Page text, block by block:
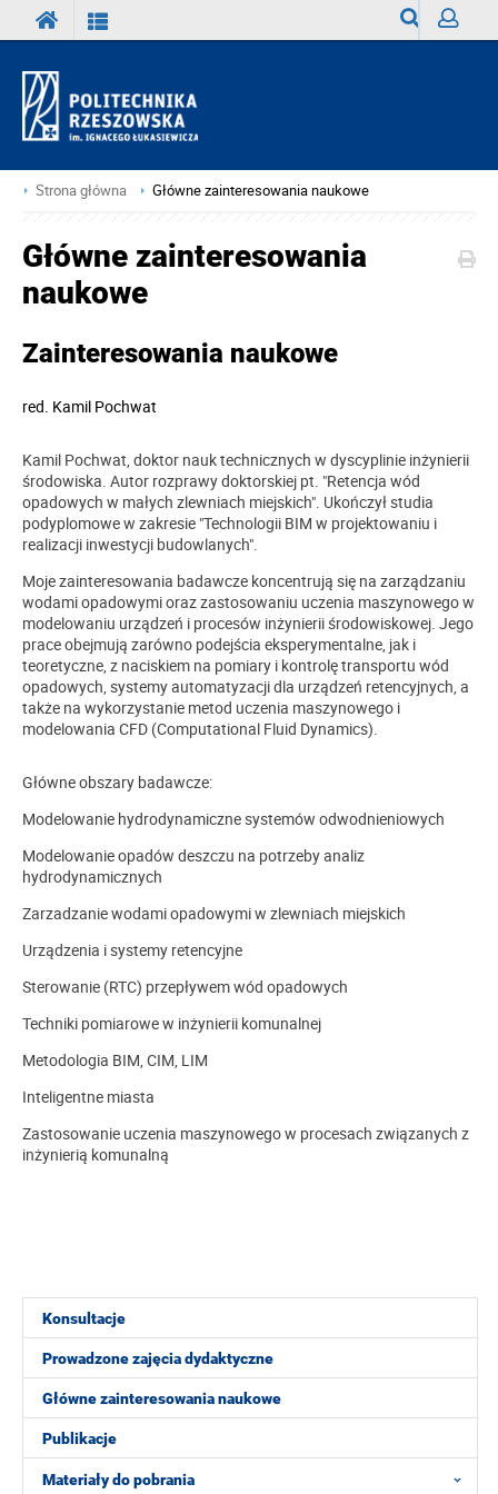
Strona główna Główne zainteresowania naukowe
Konsultacje
Prowadzone zajęcia dydaktyczne
Główne zainteresowania naukowe
Publikacje
Materiały do pobrania
Główne zainteresowania
naukowe
Zainteresowania naukowe
red. Kamil Pochwat
Kamil Pochwat, doktor nauk technicznych w dyscyplinie inżynierii
środowiska. Autor rozprawy doktorskiej pt. "Retencja wód
opadowych w małych zlewniach miejskich". Ukończył studia
podyplomowe w zakresie "Technologii BIM w projektowaniu i
realizacji inwestycji budowlanych".
Moje zainteresowania badawcze koncentrują się na zarządzaniu
wodami opadowymi oraz zastosowaniu uczenia maszynowego w
modelowaniu urządzeń i procesów inżynierii środowiskowej. Jego
prace obejmują zarówno podejścia eksperymentalne, jak i
teoretyczne, z naciskiem na pomiary i kontrolę transportu wód
opadowych, systemy automatyzacji dla urządzeń retencyjnych, a
także na wykorzystanie metod uczenia maszynowego i
modelowania CFD (Computational Fluid Dynamics).
Główne obszary badawcze:
Modelowanie hydrodynamiczne systemów odwodnieniowych
Modelowanie opadów deszczu na potrzeby analiz
hydrodynamicznych
Zarzadzanie wodami opadowymi w zlewniach miejskich
Urządzenia i systemy retencyjne
Sterowanie (RTC) przepływem wód opadowych
Techniki pomiarowe w inżynierii komunalnej
Metodologia BIM, CIM, LIM
Inteligentne miasta
Zastosowanie uczenia maszynowego w procesach związanych z
inżynierią komunalną